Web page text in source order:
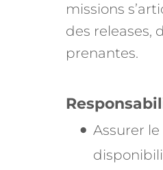
missions
des releases,
prenantes.
Assurer